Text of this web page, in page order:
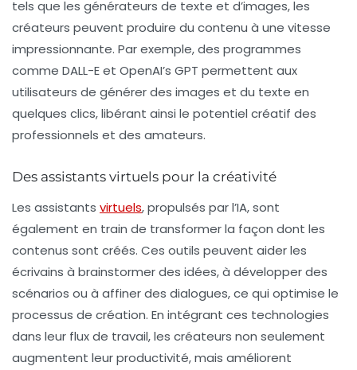
tels que les générateurs de texte et d’images, les
créateurs peuvent produire du contenu à une vitesse
impressionnante. Par exemple, des programmes
comme DALL-Eet OpenAI’s GPT permettent aux
utilisateurs de générer des images et du texte en
quelques clics, libérant ainsi le potentiel créatif des
professionnels et des amateurs.
Des assistants virtuels pour la créativité
Les assistants virtuels, propulsés par l’IA, sont
également en train de transformer la façon dont les
contenus sont créés. Ces outils peuvent aider les
écrivains à brainstormer des idées, à développer des
scénarios ou à affiner des dialogues, ce qui optimise le
processus de création. En intégrant ces technologies
dans leur flux de travail, les créateurs non seulement
augmentent leur productivité, mais améliorent